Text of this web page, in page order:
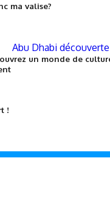
ma valise?
un monde de
!